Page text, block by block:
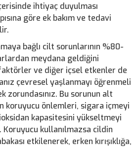
ihtiyaç duyulması
göre ek bakım ve tedavi
bağlı cilt sorunlarının %80-
meydana geldiğini
ve diğer içsel etkenler de
çevresel yaşlanmayı öğrenmeli
zorundasınız. Bu sorunun alt
koruyucu önlemleri, sigara içmeyi
kapasitesini yükseltmeyi
kullanılmazsa cildin
etkilenerek, erken kırışıklığa,